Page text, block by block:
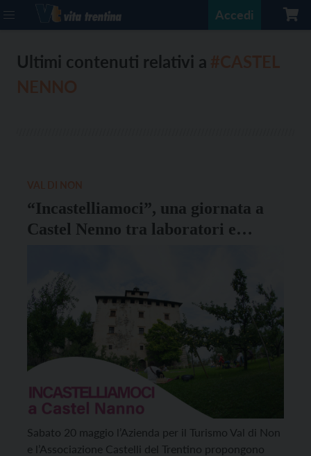
Accedi
Ultimi contenuti relativi a
“Incastelliamoci”, una giornata a
Castel Nenno tra laboratori e
Sabato 20 maggio l’Azienda per il Turismo Val di Non
e l’Associazione Castelli del Trentino propongono